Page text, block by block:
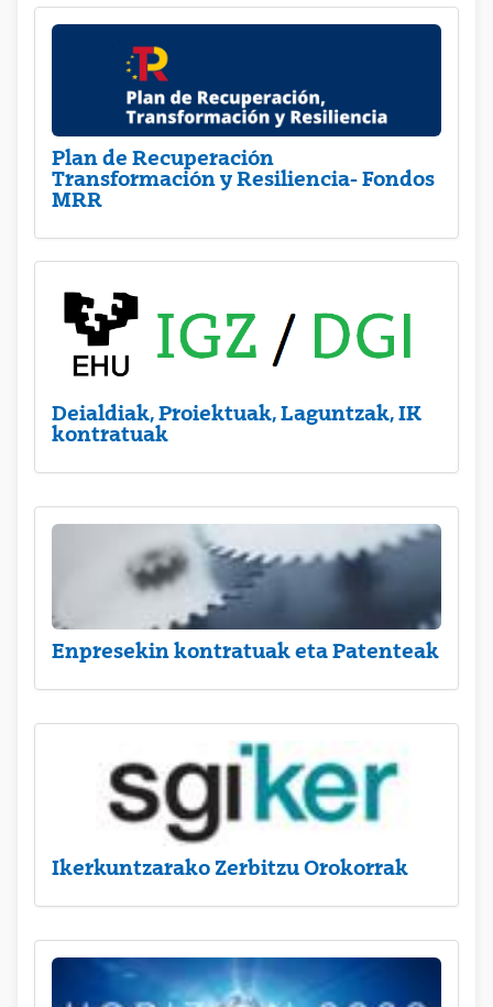
Plan de Recuperación
Transformación y Resiliencia- Fondos
MRR
Deialdiak, Proiektuak, Laguntzak, IK
kontratuak
Enpresekin kontratuak eta Patenteak
Ikerkuntzarako Zerbitzu Orokorrak